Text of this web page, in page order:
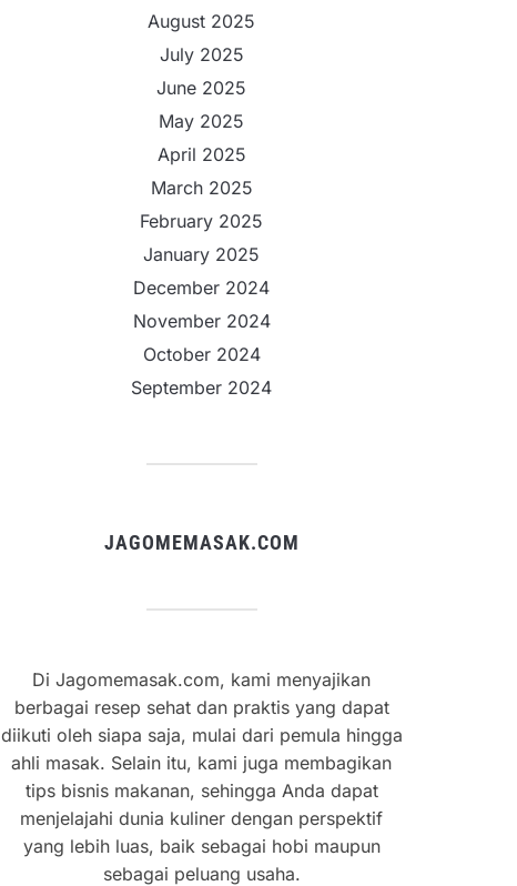
August 2025
July 2025
June 2025
May 2025
April 2025
March 2025
February 2025
January 2025
December 2024
November 2024
October 2024
September 2024
JAGOMEMASAK.COM
Di Jagomemasak.com, kami menyajikan
berbagai resep sehat dan praktis yang dapat
diikuti oleh siapa saja, mulai dari pemula hingga
ahli masak. Selain itu, kami juga membagikan
tips bisnis makanan, sehingga Anda dapat
menjelajahi dunia kuliner dengan perspektif
yang lebih luas, baik sebagai hobi maupun
sebagai peluang usaha.